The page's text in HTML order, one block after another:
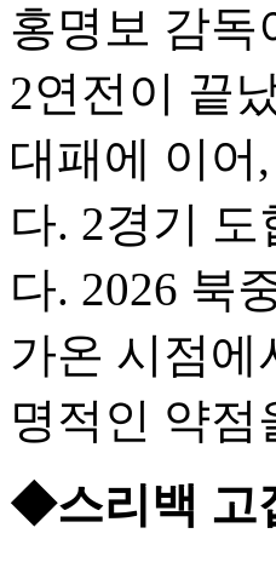
홍명보 감독
2연전이 끝
대패에 이어
다. 2경기
다. 2026 북
가온 시점에
명적인 약
◆스리백 고